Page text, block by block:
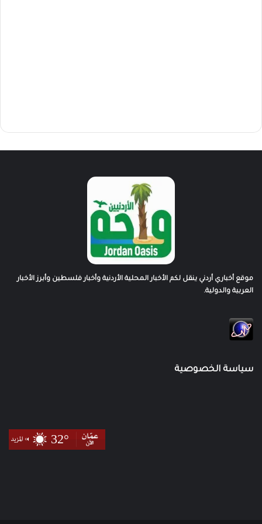
موقع أخباري أردني ينقل لكم الأخبار المحلية الأردنية وأخبار فلسطين وأبرز الأخبار
العربية والدولية.
سياسة الخصوصية